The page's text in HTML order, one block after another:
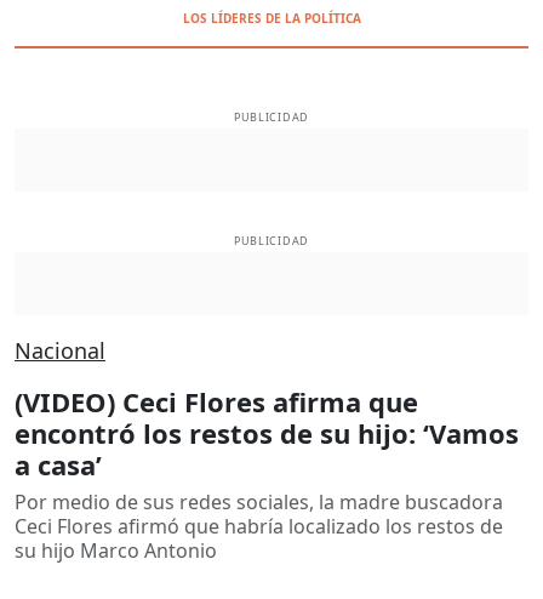
LOS LÍDERES DE LA POLÍTICA
PUBLICIDAD
PUBLICIDAD
Nacional
(VIDEO) Ceci Flores afirma que
encontró los restos de su hijo: ‘Vamos
a casa’
Por medio de sus redes sociales, la madre buscadora
Ceci Flores afirmó que habría localizado los restos de
su hijo Marco Antonio